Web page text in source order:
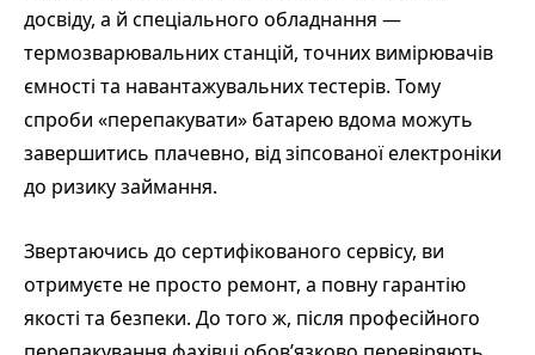
досвіду, а й спеціального обладнання —
термозварювальних станцій, точних вимірювачів
ємності та навантажувальних тестерів. Тому
спроби «перепакувати» батарею вдома можуть
завершитись плачевно, від зіпсованої електроніки
до ризику займання.
Звертаючись до сертифікованого сервісу, ви
отримуєте не просто ремонт, а повну гарантію
якості та безпеки. До того ж, після професійного